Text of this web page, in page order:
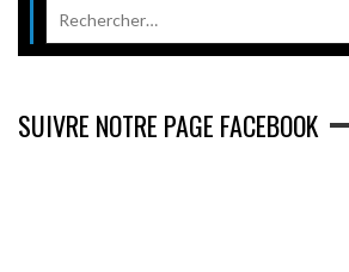
SUIVRE NOTRE PAGE FACEBOOK